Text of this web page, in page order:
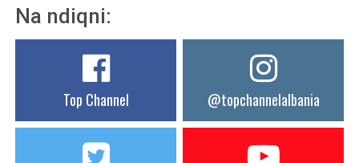
Na ndiqni:
Top Channel @topchannelalbania